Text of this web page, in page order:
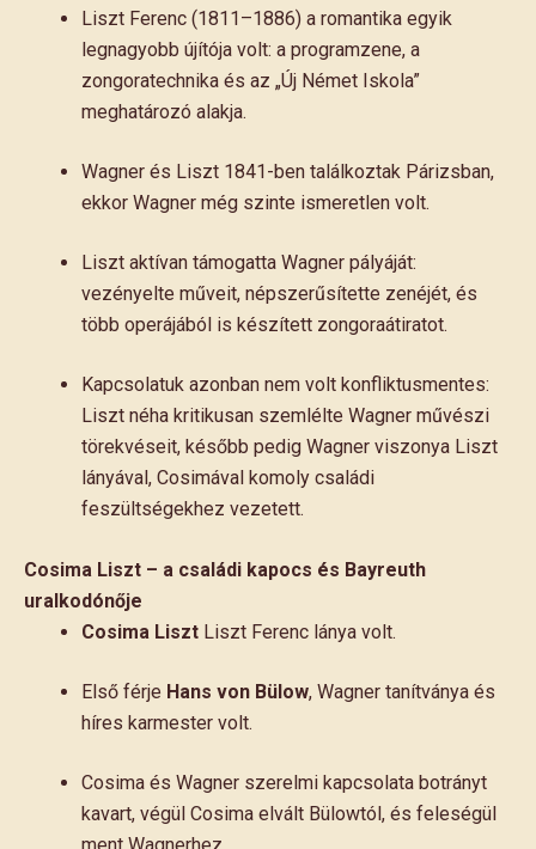
Liszt Ferenc (1811–1886) a romantika egyik
legnagyobb újítója volt: a programzene, a
zongoratechnika és az „Új Német Iskola”
meghatározó alakja.
Wagner és Liszt 1841-ben találkoztak Párizsban,
ekkor Wagner még szinte ismeretlen volt.
Liszt aktívan támogatta Wagner pályáját:
vezényelte műveit, népszerűsítette zenéjét, és
több operájából is készített zongoraátiratot.
Kapcsolatuk azonban nem volt konfliktusmentes:
Liszt néha kritikusan szemlélte Wagner művészi
törekvéseit, később pedig Wagner viszonya Liszt
lányával, Cosimával komoly családi
feszültségekhez vezetett.
Cosima Liszt – a családi kapocs és Bayreuth
uralkodónője
Cosima Liszt Liszt Ferenc lánya volt.
Első férje Hans von Bülow, Wagner tanítványa és
híres karmester volt.
Cosima és Wagner szerelmi kapcsolata botrányt
kavart, végül Cosima elvált Bülowtól, és feleségül
ment Wagnerhez.